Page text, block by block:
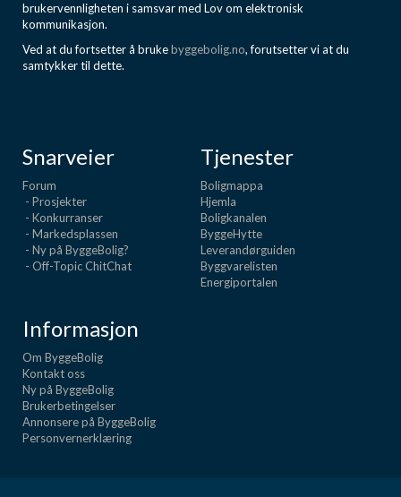
brukervennligheten i samsvar med Lov om elektronisk
kommunikasjon.
Ved at du fortsetter å brukebyggebolig.no, forutsetter vi at du
samtykker til dette.
Snarveier
Forum
- Prosjekter
- Konkurranser
- Markedsplassen
- Ny på ByggeBolig?
- Off-Topic ChitChat
Tjenester
Boligmappa
Hjemla
Boligkanalen
ByggeHytte
Leverandørguiden
Byggvarelisten
Energiportalen
Informasjon
Om ByggeBolig
Kontakt oss
Ny på ByggeBolig
Brukerbetingelser
Annonsere på ByggeBolig
Personvernerklæring